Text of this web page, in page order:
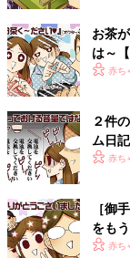
お茶
は～
赤ち
２件
ム日
赤ち
［御
をも
赤ち